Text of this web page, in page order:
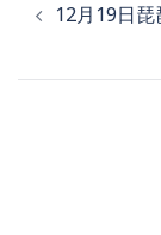
12月19日